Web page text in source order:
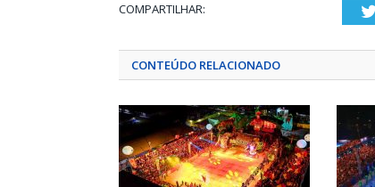
COMPARTILHAR:
CONTEÚDO RELACIONADO